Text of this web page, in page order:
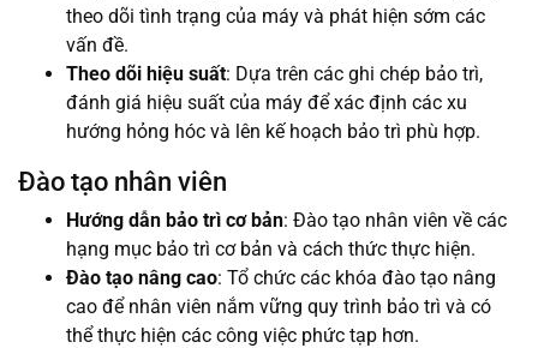
theo dõi tình trạng của máy và phát hiện sớm các
vấn đề.
Theo dõi hiệu suất: Dựa trên các ghi chép bảo trì,
đánh giá hiệu suất của máy để xác định các xu
hướng hỏng hóc và lên kế hoạch bảo trì phù hợp.
Đào tạo nhân viên
Hướng dẫn bảo trì cơ bản: Đào tạo nhân viên về các
hạng mục bảo trì cơ bản và cách thức thực hiện.
Đào tạo nâng cao: Tổ chức các khóa đào tạo nâng
cao để nhân viên nắm vững quy trình bảo trì và có
thể thực hiện các công việc phức tạp hơn.